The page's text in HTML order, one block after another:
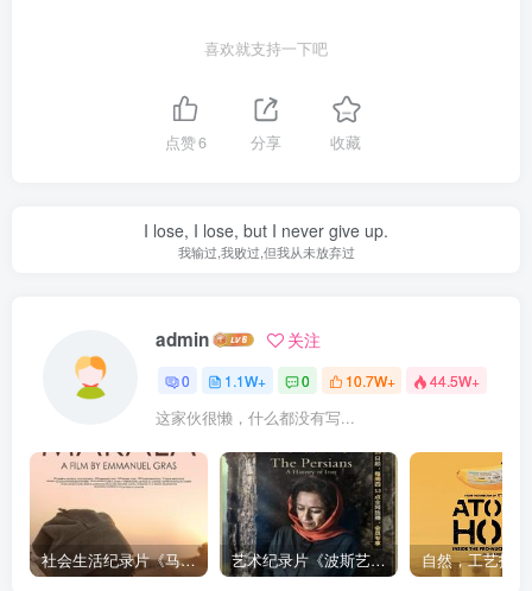
喜欢就支持一下吧
点赞6 分享 收藏
I lose, I lose, but I never give up.
我输过,我败过,但我从未放弃过
admin 关注
0 1.1W+ 0 10.7W+ 44.5W+
这家伙很懒，什么都没有写...
社会生活纪录片《马加拉 Makala》下载 艺术纪录片《波斯艺术 Art of Persia》下载